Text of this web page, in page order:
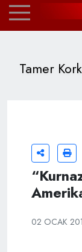
Tamer
02 OCAK